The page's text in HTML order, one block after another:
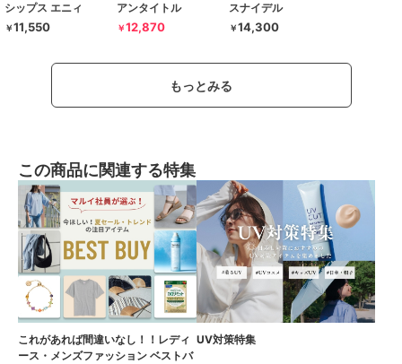
シップス エニィ
￥11,550
アンタイトル
￥12,870
スナイデル
￥14,300
もっとみる
この商品に関連する特集
これがあれば間違いなし！！レディ
ース・メンズファッション ベストバ
UV対策特集